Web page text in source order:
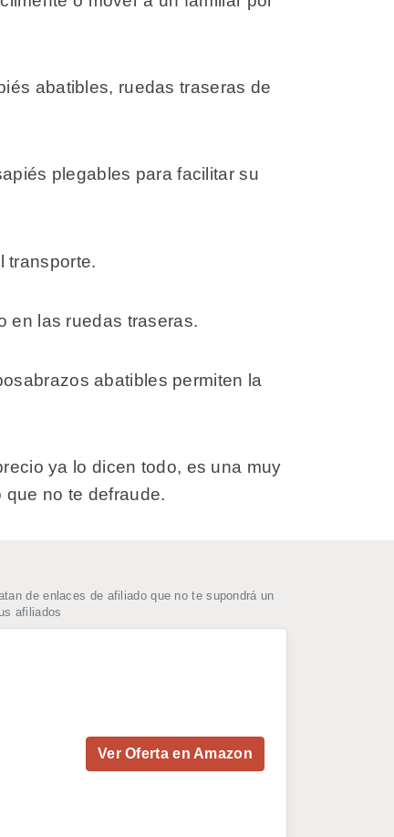
abatibles, ruedas traseras de
plegables para facilitar su
transporte.
en las ruedas traseras.
abatibles permiten la
ya lo dicen todo, es una muy
no te defraude.
de enlaces de afiliado que no te supondrá un
afiliados
Ver Oferta en Amazon